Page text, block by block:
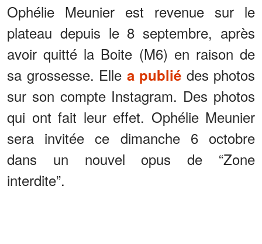
Ophélie Meunier est revenue sur le
plateau depuis le 8 septembre, après
avoir quitté la Boite (M6) en raison de
sa grossesse. Elle a publié des photos
sur son compte Instagram. Des photos
qui ont fait leur effet. Ophélie Meunier
sera invitée ce dimanche 6 octobre
dans un nouvel opus de “Zone
interdite”.